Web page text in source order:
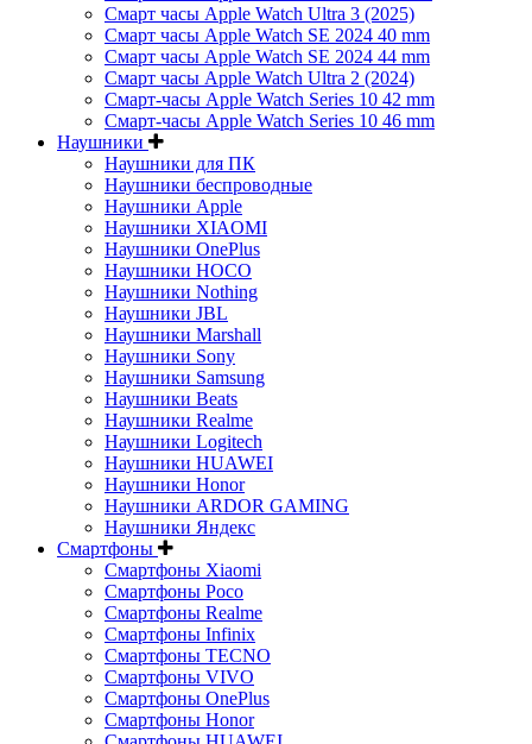
Смарт часы Apple Watch Ultra 3 (2025)
Смарт часы Apple Watch SE 2024 40 mm
Смарт часы Apple Watch SE 2024 44 mm
Смарт часы Apple Watch Ultra 2 (2024)
Смарт-часы Apple Watch Series 10 42 mm
Смарт-часы Apple Watch Series 10 46 mm
Наушники
Наушники для ПК
Наушники беспроводные
Наушники Apple
Наушники XIAOMI
Наушники OnePlus
Наушники HOCO
Наушники Nothing
Наушники JBL
Наушники Marshall
Наушники Sony
Наушники Samsung
Наушники Beats
Наушники Realme
Наушники Logitech
Наушники HUAWEI
Наушники Honor
Наушники ARDOR GAMING
Наушники Яндекс
Смартфоны
Смартфоны Xiaomi
Смартфоны Poco
Смартфоны Realme
Смартфоны Infinix
Смартфоны TECNO
Смартфоны VIVO
Смартфоны OnePlus
Смартфоны Honor